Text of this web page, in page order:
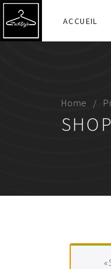
ACCUEIL
Home
SHOP